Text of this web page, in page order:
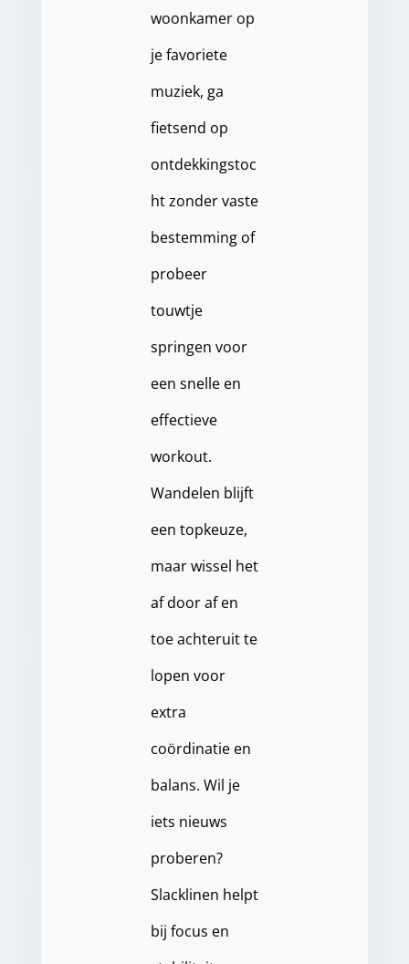
woonkamer op
je favoriete
muziek, ga
fietsend op
ontdekkingstoc
ht zonder vaste
bestemming of
probeer
touwtje
springen voor
een snelle en
effectieve
workout.
Wandelen blijft
een topkeuze,
maar wissel het
af door af en
toe achteruit te
lopen voor
extra
coördinatie en
balans. Wil je
iets nieuws
proberen?
Slacklinen helpt
bij focus en